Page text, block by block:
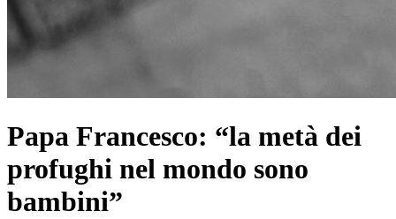
Papa Francesco: “la metà dei
profughi nel mondo sono
bambini”